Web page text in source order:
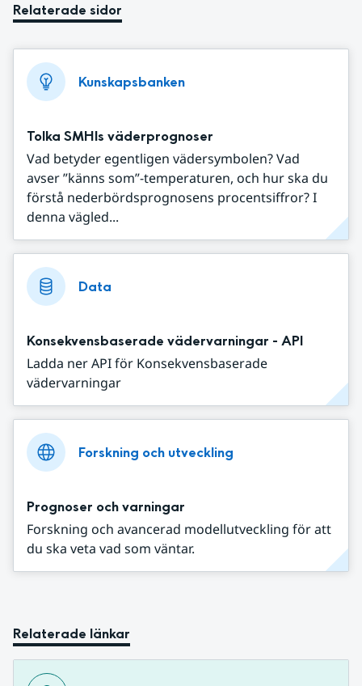
Relaterade sidor
Kunskapsbanken
Tolka SMHIs väderprognoser
Vad betyder egentligen vädersymbolen? Vad
avser ”känns som”-temperaturen, och hur ska du
förstå nederbördsprognosens procentsiffror? I
denna vägled...
Data
Konsekvensbaserade vädervarningar - API
Ladda ner API för Konsekvensbaserade
vädervarningar
Forskning och utveckling
Prognoser och varningar
Forskning och avancerad modellutveckling för att
du ska veta vad som väntar.
Relaterade länkar